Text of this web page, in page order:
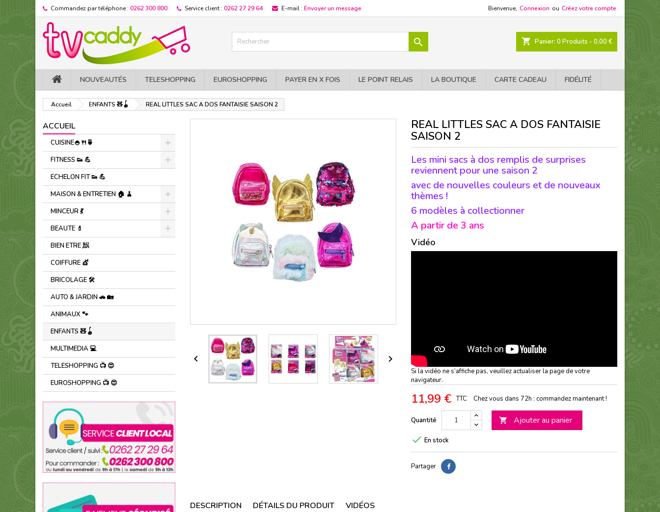
Commandez par téléphone : 0262 300 800 Service client : 0262 27 29 64 E-mail : Envoyer un message Bienvenue, Connexion ou Créez votre compte
shopping_cart Panier: 0 Produits - 0,00 €

NOUVEAUTÉS TELESHOPPING EUROSHOPPING PAYER EN X FOIS LE POINT RELAIS LA BOUTIQUE CARTE CADEAU FIDÉLITÉ
Accueil ENFANTS 🧸🪀 REAL LITTLES SAC A DOS FANTAISIE SAISON 2
ACCUEIL
CUISINE🍚​🍴​🍵​
FITNESS 👟 ​💪​
ECHELON FIT 👟 ​💪​
MAISON & ENTRETIEN 🏠 🧹
MINCEUR 💃
BEAUTE 💄
BIEN ETRE 🧖
COIFFURE 💇
BRICOLAGE 🛠️
AUTO & JARDIN 🚗 🏡
ANIMAUX 🐾
ENFANTS 🧸🪀
MULTIMEDIA 💻
TELESHOPPING 📺 😍
EUROSHOPPING 📺 😍
 
REAL LITTLES SAC A DOS FANTAISIE
SAISON 2
Les mini sacs à dos remplis de surprises
reviennent pour une saison 2
avec de nouvelles couleurs et de nouveaux
thèmes !
6 modèles à collectionner
A partir de 3 ans
Vidéo
Si la vidéo ne s’affiche pas, veuillez actualiser la page de votre
navigateur.
11,99 € TTC Chez vous dans 72h : commandez maintenant !
Quantité  Ajouter au panier
 En stock
Partager
DESCRIPTION DÉTAILS DU PRODUIT VIDÉOS